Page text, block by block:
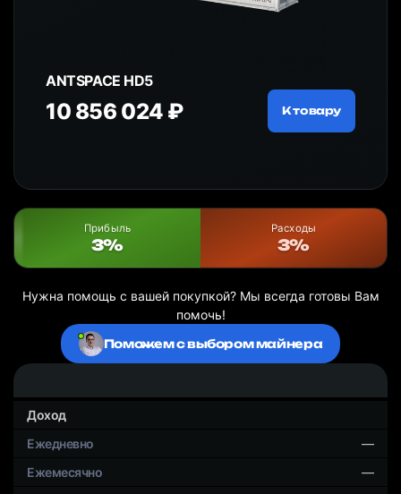
ANTSPACE HD5
10 856 024 ₽ К товару
Прибыль
3%
Расходы
3%
Нужна помощь с вашей покупкой? Мы всегда готовы Вам
помочь!
Поможем с выбором майнера
Доход
—
—